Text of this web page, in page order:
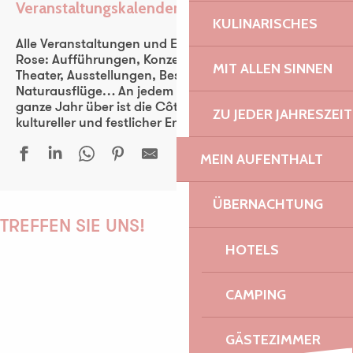
KULINARISCHES
MIT ALLEN SINNEN
ZU JEDER JAHRESZEIT
MEIN AUFENTHALT
ÜBERNACHTUNG
HOTELS
CAMPING
GÄSTEZIMMER
Veranstaltungskalender
Ajouter aux favoris
Alle Veranstaltungen und Events der Côte de Granit
Rose: Aufführungen, Konzerte, Fest-noz, Festivals,
Theater, Ausstellungen, Besichtigungen,
Naturausflüge… An jedem Tag der Woche und das
ganze Jahr über ist die Côte de Granit Rose ein
kultureller und festlicher Entdeckungsraum für alle.
Atelier | Découverte - Circuit des chapelles
Rencontre autour de la sélection du prix Louis Guilloux
James Digger - Brasserie Philomenn
TREFFEN SIE UNS!
PAULINE